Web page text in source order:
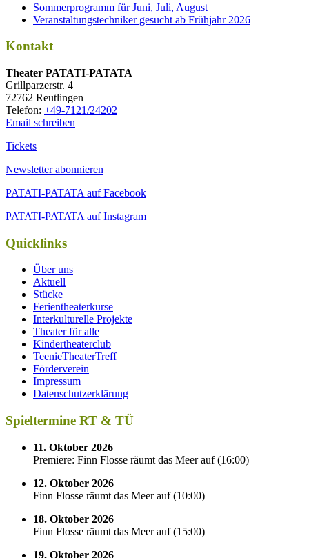
Sommerprogramm für Juni, Juli, August
Veranstaltungstechniker gesucht ab Frühjahr 2026
Kontakt
Thea­ter PATATI-PATATA
Grill­par­zer­str. 4
72762 Reutlingen
Tele­fon: +49-7121/24202
Email schreiben
Tickets
Newsletter abonnieren
PATATI-PATATA auf Facebook
PATATI-PATATA auf Instagram
Quicklinks
Über uns
Aktuell
Stücke
Ferientheaterkurse
Interkulturelle Projekte
Theater für alle
Kindertheaterclub
TeenieTheaterTreff
Förderverein
Impressum
Datenschutzerklärung
Spieltermine RT & TÜ
11. Oktober 2026
Premiere: Finn Flosse räumt das Meer auf(16:00)
12. Oktober 2026
Finn Flosse räumt das Meer auf(10:00)
18. Oktober 2026
Finn Flosse räumt das Meer auf(15:00)
19. Oktober 2026